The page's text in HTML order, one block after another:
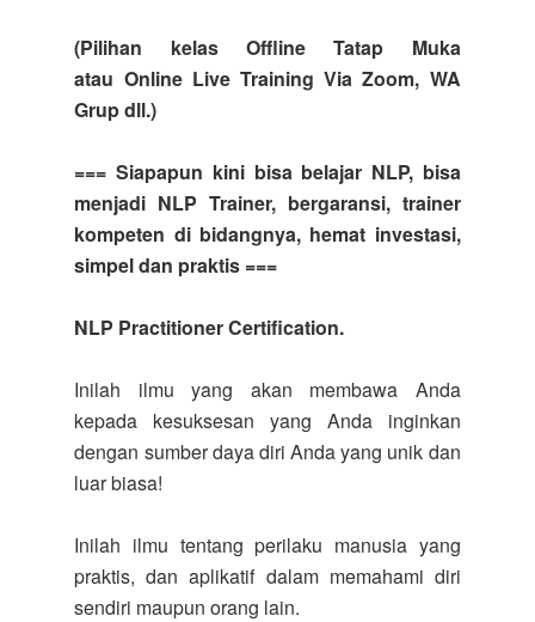
(Pilihan kelas Offline Tatap Muka
atau Online Live Training Via Zoom, WA
Grup dll.)
=== Siapapun kini bisa belajar NLP, bisa
menjadi NLP Trainer, bergaransi, trainer
kompeten di bidangnya, hemat investasi,
simpel dan praktis ===
NLP Practitioner Certification.
Inilah ilmu yang akan membawa Anda
kepada kesuksesan yang Anda inginkan
dengan sumber daya diri Anda yang unik dan
luar biasa!
Inilah ilmu tentang perilaku manusia yang
praktis, dan aplikatif dalam memahami diri
sendiri maupun orang lain.